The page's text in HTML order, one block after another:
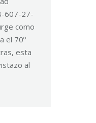
607-27-
como
el 70º
esta
al